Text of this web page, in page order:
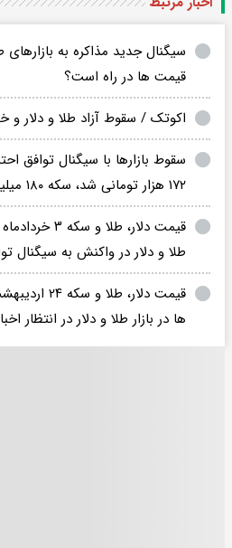
سیگنال جدید مذاکره به
قیمت ها در راه است؟
اکوتک / سقوط آزاد طلا و دلار و
سقوط بازارها با سیگنال توافق
۱۷۲ هزار تومانی شد، سکه ۱۸۰ میلیون تومان
طلا و دلار در واکنش به سیگنال
ها در بازار طلا و دلار در انتظار